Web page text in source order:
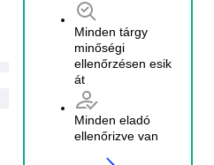
Minden tárgy
minőségi
ellenőrzésen esik
át
Minden eladó
ellenőrizve van